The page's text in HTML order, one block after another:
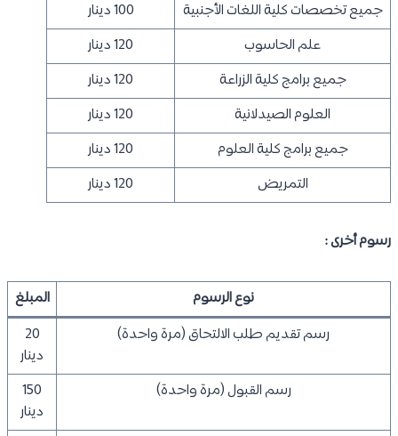
جميع تخصصات كلية اللغات الأجنبية
100 دينار
علم الحاسوب
120 دينار
جميع برامج كلية الزراعة
120 دينار
العلوم الصيدلانية
120 دينار
جميع برامج كلية العلوم
120 دينار
التمريض
120 دينار
رسوم أخرى :
نوع الرسوم
المبلغ
رسم تقديم طلب الالتحاق (مرة واحدة)
20
دينار
رسم القبول (مرة واحدة)
150
دينار